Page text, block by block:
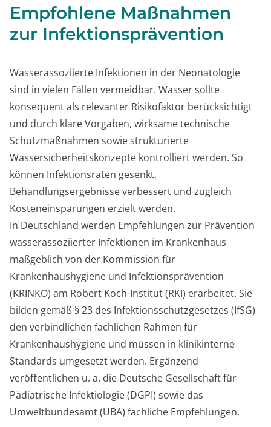
Empfohlene Maßnahmen
zur Infektionsprävention
Wasserassoziierte Infektionen in der Neonatologie
sind in vielen Fällen vermeidbar. Wasser sollte
konsequent als relevanter Risikofaktor berücksichtigt
und durch klare Vorgaben, wirksame technische
Schutzmaßnahmen sowie strukturierte
Wassersicherheitskonzepte kontrolliert werden. So
können Infektionsraten gesenkt,
Behandlungsergebnisse verbessert und zugleich
Kosteneinsparungen erzielt werden.
In Deutschland werden Empfehlungen zur Prävention
wasserassoziierter Infektionen im Krankenhaus
maßgeblich von der Kommission für
Krankenhaushygiene und Infektionsprävention
(KRINKO) am Robert Koch-Institut (RKI) erarbeitet. Sie
bilden gemäß § 23 des Infektionsschutzgesetzes (IfSG)
den verbindlichen fachlichen Rahmen für
Krankenhaushygiene und müssen in klinikinterne
Standards umgesetzt werden. Ergänzend
veröffentlichen u. a. die Deutsche Gesellschaft für
Pädiatrische Infektiologie (DGPI) sowie das
Umweltbundesamt (UBA) fachliche Empfehlungen.